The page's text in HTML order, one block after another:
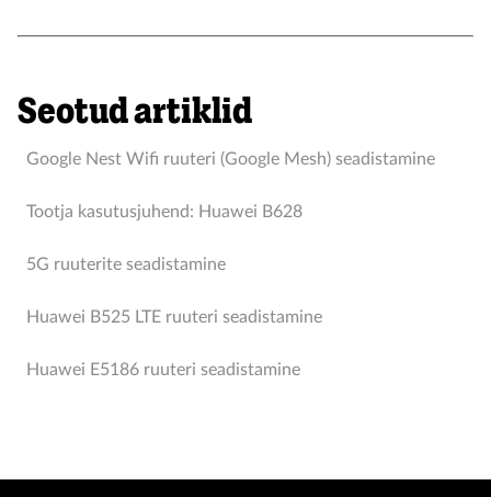
Seotud artiklid
Google Nest Wifi ruuteri (Google Mesh) seadistamine
Tootja kasutusjuhend: Huawei B628
5G ruuterite seadistamine
Huawei B525 LTE ruuteri seadistamine
Huawei E5186 ruuteri seadistamine